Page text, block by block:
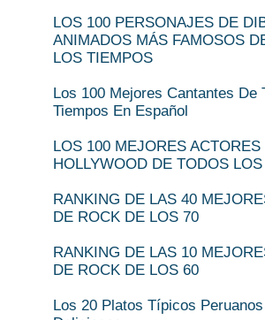
LOS 100 PERSONAJES DE
ANIMADOS MÁS FAMOSOS
LOS TIEMPOS
Los 100 Mejores Cantantes De
Tiempos En Español
LOS 100 MEJORES ACTORES
HOLLYWOOD DE TODOS
RANKING DE LAS 40
DE ROCK DE LOS 70
RANKING DE LAS 10
DE ROCK DE LOS 60
Los 20 Platos Típicos